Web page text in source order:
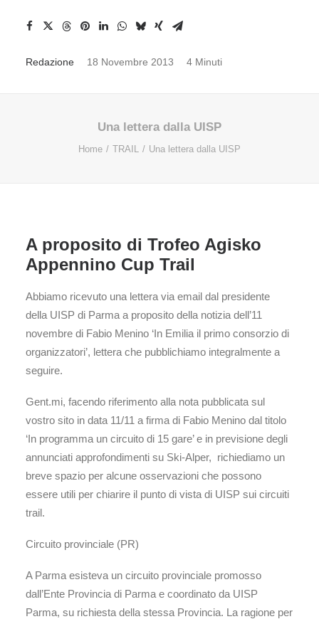
Redazione 18 Novembre 2013 4 Minuti
Una lettera dalla UISP
Home TRAIL Una lettera dalla UISP
A proposito di Trofeo Agisko
Appennino Cup Trail
Abbiamo ricevuto una lettera via email dal presidente
della UISP di Parma a proposito della notizia dell’11
novembre di Fabio Menino ‘In Emilia il primo consorzio di
organizzatori’, lettera che pubblichiamo integralmente a
seguire.
Gent.mi, facendo riferimento alla nota pubblicata sul
vostro sito in data 11/11 a firma di Fabio Menino dal titolo
‘In programma un circuito di 15 gare’ e in previsione degli
annunciati approfondimenti su Ski-Alper, richiediamo un
breve spazio per alcune osservazioni che possono
essere utili per chiarire il punto di vista di UISP sui circuiti
trail.
Circuito provinciale (PR)
A Parma esisteva un circuito provinciale promosso
dall’Ente Provincia di Parma e coordinato da UISP
Parma, su richiesta della stessa Provincia. La ragione per